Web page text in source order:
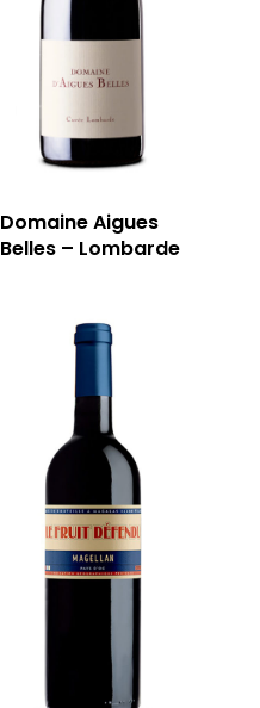
Domaine Aigues
Belles – Lombarde
LA CAVE
LA CAVE
APERÇU DE NOTRE
LA TABLE
LA CARTE DU
JOUR
RÉSERVER
59 rue Grignan
13006 Marseille
T: 04 91 33 46 59